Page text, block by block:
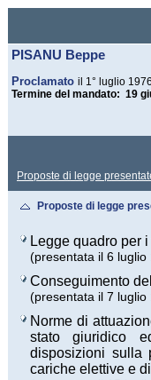
PISANU Beppe
Proclamato il 1° luglio 1976
Termine del mandato: 19
Proposte di legge
Proposte di legge
Legge quadro per
(presentata il 6
Conseguimento
(presentata il 7
Norme di
stato giuridico
disposizioni sulla
cariche elettive e